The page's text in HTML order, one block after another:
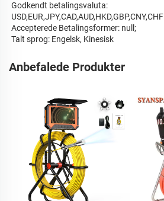
Godkendt betalingsvaluta:
USD,EUR,JPY,CAD,AUD,HKD,GBP,CNY,CHF
Accepterede Betalingsformer: null;
Talt sprog: Engelsk, Kinesisk
Anbefalede Produkter